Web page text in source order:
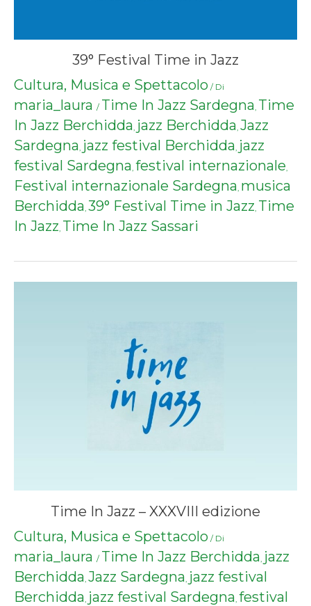
39° Festival Time in Jazz
Cultura, Musica e Spettacolo / Di
maria_laura / Time In Jazz Sardegna, Time
In Jazz Berchidda, jazz Berchidda, Jazz
Sardegna, jazz festival Berchidda, jazz
festival Sardegna, festival internazionale,
Festival internazionale Sardegna, musica
Berchidda, 39° Festival Time in Jazz, Time
In Jazz, Time In Jazz Sassari
Time In Jazz – XXXVIII edizione
Cultura, Musica e Spettacolo / Di
maria_laura / Time In Jazz Berchidda, jazz
Berchidda, Jazz Sardegna, jazz festival
Berchidda, jazz festival Sardegna, festival